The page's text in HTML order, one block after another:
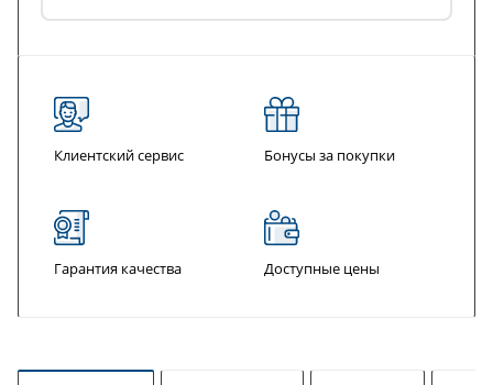
Клиентский сервис Бонусы за покупки
Гарантия качества Доступные цены